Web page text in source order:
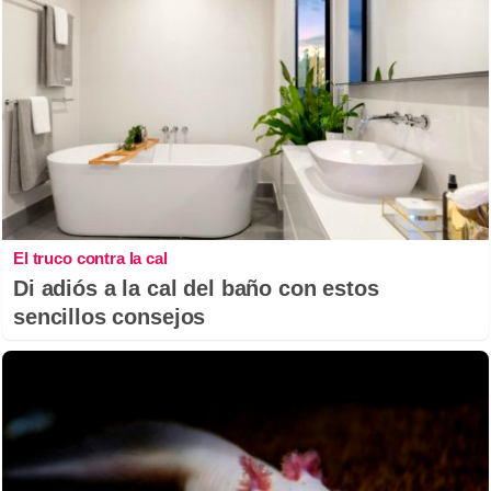
El truco contra la cal
Di adiós a la cal del baño con estos
sencillos consejos